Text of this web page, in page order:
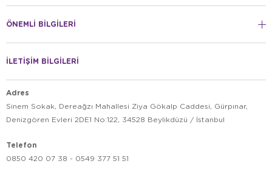
ÖNEMLİ BİLGİLERİ
İLETİŞİM BİLGİLERİ
Adres
Sinem Sokak, Dereağzı Mahallesi Ziya Gökalp Caddesi, Gürpınar,
Denizgören Evleri 2DE1 No:122, 34528 Beylikdüzü / İstanbul
Telefon
0850 420 07 38 - 0549 377 51 51